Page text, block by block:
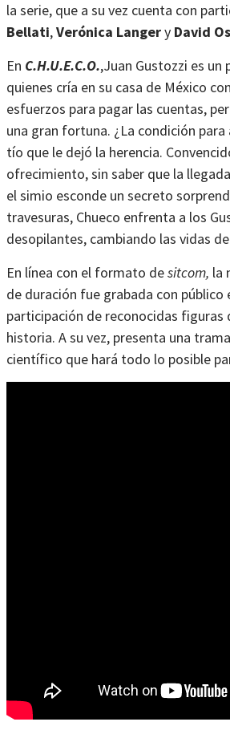
la serie, que a su vez cuenta con
Bellati,Verónica Langery David
En C.H.U.E.C.O.,Juan Gustozzi es
quienes cría en su casa de México
esfuerzos para pagar las cuentas,
una gran fortuna. ¿La condición
tío que le dejó la herencia.
ofrecimiento, sin saber que la
el simio esconde un secreto
travesuras, Chueco enfrenta a los
desopilantes, cambiando las vidas
En línea con el formato desitcom, la
de duración fue grabada con
participación de reconocidas figuras
historia. A su vez, presenta una
científico que hará todo lo posible